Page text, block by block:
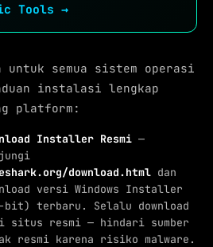
Tools →
semua sistem operasi
instalasi lengkap
platform:
Installer Resmi —
download.html dan
versi Windows Installer
bit) terbaru. Selalu download
situs resmi — hindari sumber
resmi karena risiko malware.